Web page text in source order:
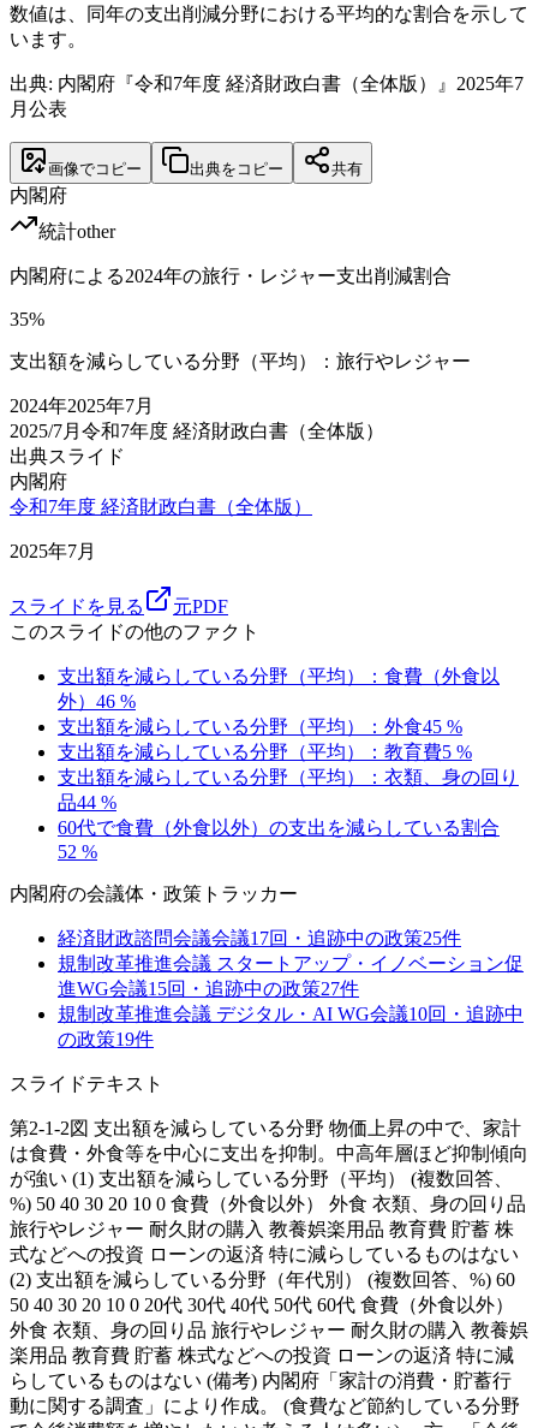
数値は、同年の支出削減分野における平均的な割合を示して
います。
出典: 内閣府『令和7年度 経済財政白書（全体版）』2025年7
月公表
画像でコピー 出典をコピー 共有
内閣府
統計other
内閣府による2024年の旅行・レジャー支出削減割合
35%
支出額を減らしている分野（平均）：旅行やレジャー
2024年2025年7月
2025/7月 令和7年度 経済財政白書（全体版）
出典スライド
内閣府
令和7年度 経済財政白書（全体版）
2025年7月
スライドを見る
元PDF
このスライドの他のファクト
支出額を減らしている分野（平均）：食費（外食以
外） 46 %
支出額を減らしている分野（平均）：外食45 %
支出額を減らしている分野（平均）：教育費5 %
支出額を減らしている分野（平均）：衣類、身の回り
品44 %
60代で食費（外食以外）の支出を減らしている割合
52 %
内閣府の会議体・政策トラッカー
経済財政諮問会議会議17回・追跡中の政策25件
規制改革推進会議 スタートアップ・イノベーション促
進WG会議15回・追跡中の政策27件
規制改革推進会議 デジタル・AI WG会議10回・追跡中
の政策19件
スライドテキスト
第2-1-2図 支出額を減らしている分野 物価上昇の中で、家計
は食費・外食等を中心に支出を抑制。中高年層ほど抑制傾向
が強い (1) 支出額を減らしている分野（平均） (複数回答、
%) 50 40 30 20 10 0 食費（外食以外） 外食 衣類、身の回り品
旅行やレジャー 耐久財の購入 教養娯楽用品 教育費 貯蓄 株
式などへの投資 ローンの返済 特に減らしているものはない
(2) 支出額を減らしている分野（年代別） (複数回答、%) 60
50 40 30 20 10 0 20代 30代 40代 50代 60代 食費（外食以外）
外食 衣類、身の回り品 旅行やレジャー 耐久財の購入 教養娯
楽用品 教育費 貯蓄 株式などへの投資 ローンの返済 特に減
らしているものはない (備考) 内閣府「家計の消費・貯蓄行
動に関する調査」により作成。 (食費など節約している分野